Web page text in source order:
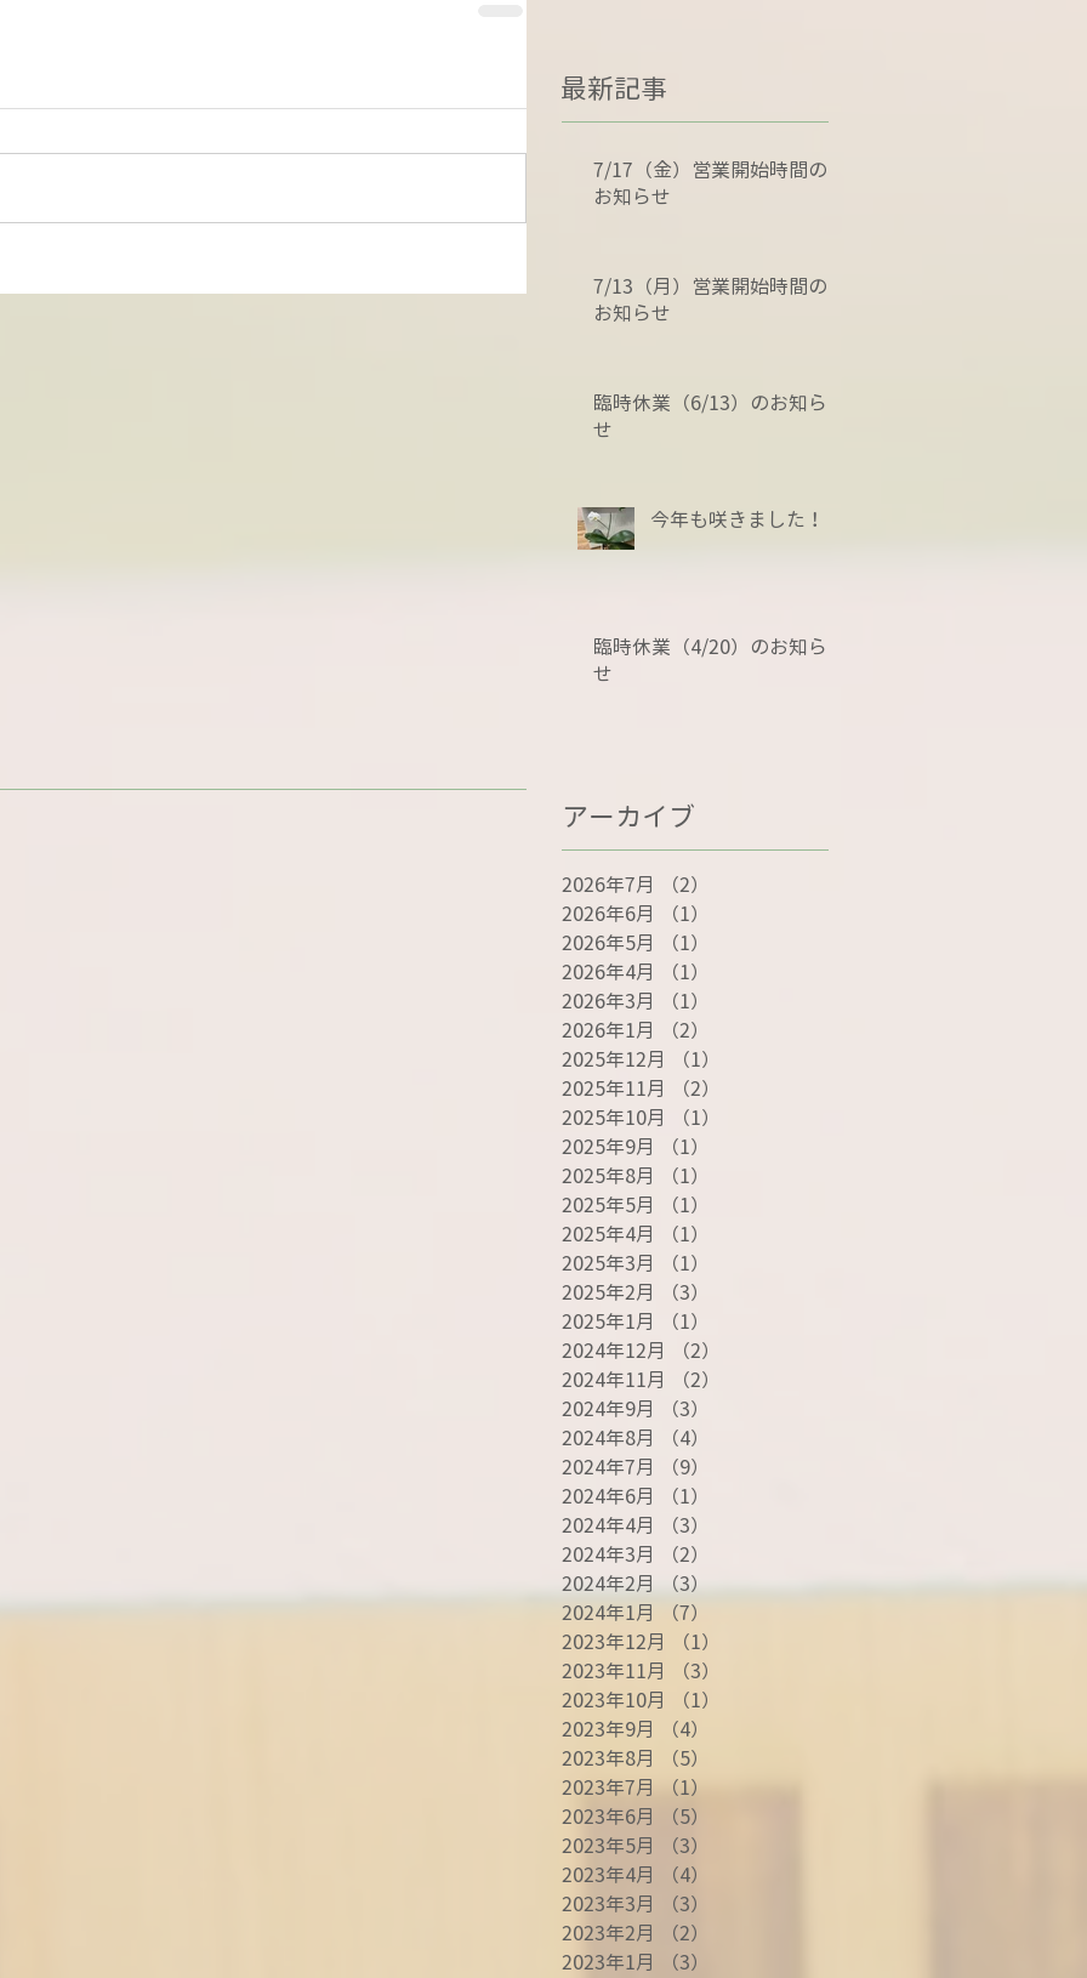
最新記事
7/17（金）営業開始時間の
お知らせ
7/13（月）営業開始時間の
お知らせ
臨時休業（6/13）のお知ら
せ
今年も咲きました！
臨時休業（4/20）のお知ら
せ
アーカイブ
2026年7月 （2）
2026年6月
（1）
2026年5月
（1）
2026年4月
（1）
2026年3月
（1）
2026年1月
（2）
2025年12月
（1）
2025年11月
（2）
2025年10月
（1）
2025年9月
（1）
2025年8月
（1）
2025年5月
（1）
2025年4月
（1）
2025年3月
（1）
2025年2月
（3）
2025年1月
（1）
2024年12月
（2）
2024年11月
（2）
2024年9月
（3）
2024年8月
（4）
2024年7月
（9）
2024年6月
（1）
2024年4月
（3）
2024年3月
（2）
2024年2月
（3）
2024年1月
（7）
2023年12月
（1）
2023年11月
（3）
2023年10月
（1）
2023年9月
（4）
2023年8月
（5）
2023年7月
（1）
2023年6月
（5）
2023年5月
（3）
2023年4月
（4）
2023年3月
（3）
2023年2月
（2）
2023年1月
（3）